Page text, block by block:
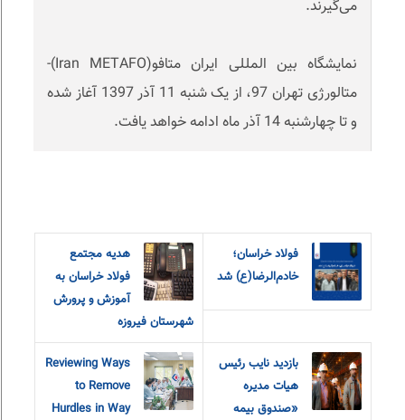
می‌گیرند.
نمایشگاه بین المللی ایران متافو(Iran METAFO)-
متالورژی تهران 97، از یک شنبه 11 آذر 1397 آغاز شده
و تا چهارشنبه 14 آذر ماه ادامه خواهد یافت.
فولاد خراسان؛
خادم‌الرضا(ع) شد
هدیه مجتمع
فولاد خراسان به
آموزش و پرورش
شهرستان فیروزه
بازدید نایب رئیس
هیات مدیره
«صندوق بیمه
Reviewing Ways
to Remove
Hurdles in Way